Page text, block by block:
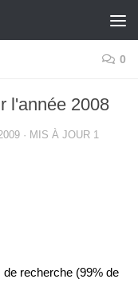
0
l'année 2008
· MIS À JOUR 1
recherche (99% de